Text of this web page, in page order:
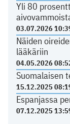
Yli 80
03.07.2026
Näiden
lääkäriin
04.05.2026
Suomalaisen
15.12.2025
Espanjassa
07.12.2025